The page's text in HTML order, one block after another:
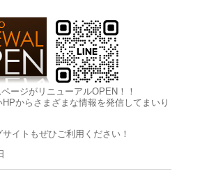
ージがリニューアルOPEN！！
からさまざまな情報を発信してまいり
イトもぜひご利用ください！